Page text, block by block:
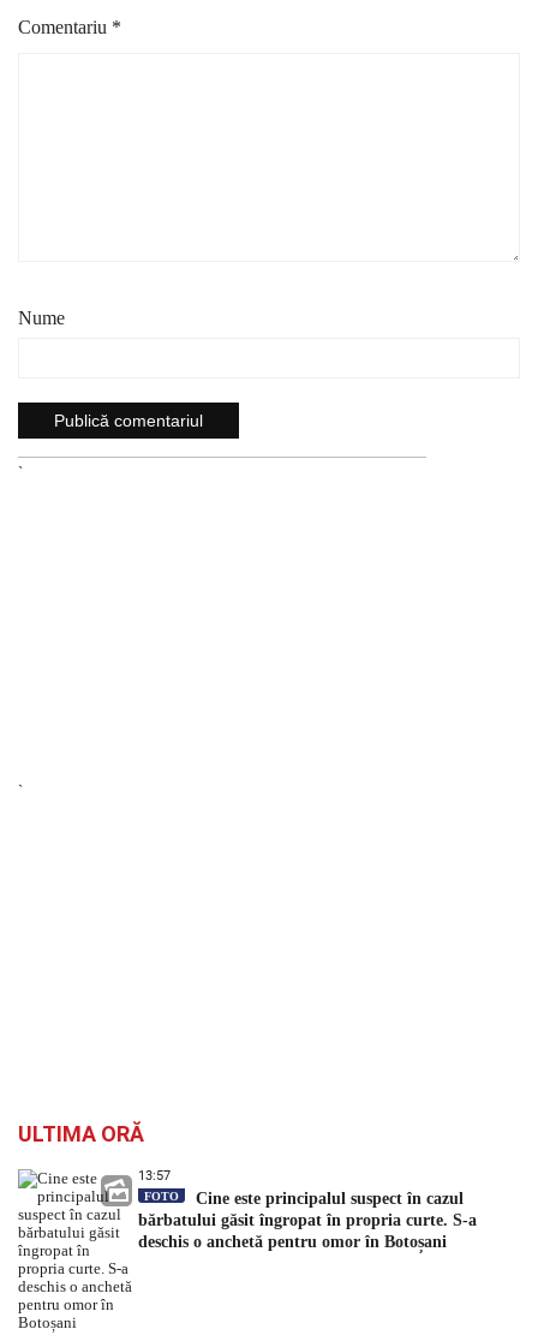
Comentariu *
Nume
`
`
ULTIMA ORĂ
13:57
FOTO
Cine este principalul suspect în cazul
bărbatului găsit îngropat în propria curte. S-a
deschis o anchetă pentru omor în Botoșani